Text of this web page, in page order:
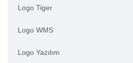
Logo Tiger
Logo WMS
Logo Yazılım